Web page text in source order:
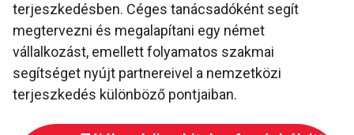
terjeszkedésben. Céges tanácsadóként segít
megtervezni és megalapítani egy német
vállalkozást, emellett folyamatos szakmai
segítséget nyújt partnereivel a nemzetközi
terjeszkedés különböző pontjaiban.